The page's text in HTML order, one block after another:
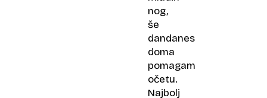
nog,
še
dandanes
doma
pomagam
očetu.
Najbolj